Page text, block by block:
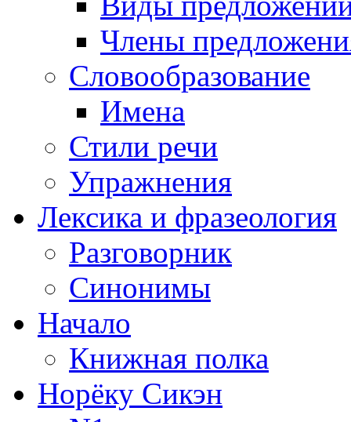
Члены
Словообразование
Имена
Стили речи
Упражнения
Лексика и фразеология
Разговорник
Синонимы
Начало
Книжная полка
Норёку Сикэн